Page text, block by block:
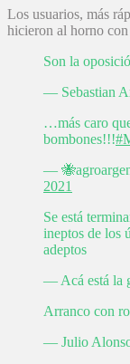
Los usuarios, más
hicieron al horno con
Son la
— Sebastian
…más caro
bombones!!!
—
2021
Se está
ineptos de los
adeptos
— Acá está la
Arranco con
— Julio